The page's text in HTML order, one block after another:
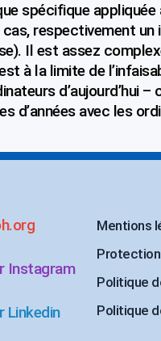
spécifique appliquée
respectivement
Il est assez
à la limite de
d’aujourd’hui –
d’années avec les
Instagram
Linkedin
Mentions
Politique
Politique